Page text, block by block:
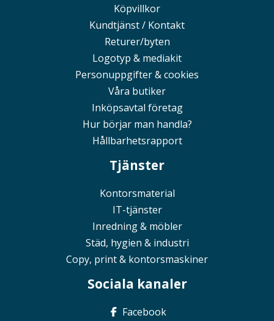
Köpvillkor
Kundtjänst / Kontakt
Returer/byten
Logotyp & mediakit
Personuppgifter & cookies
Våra butiker
Inköpsavtal företag
Hur börjar man handla?
Hållbarhetsrapport
Tjänster
Kontorsmaterial
IT-tjänster
Inredning & möbler
Städ, hygien & industri
Copy, print & kontorsmaskiner
Sociala kanaler
Facebook